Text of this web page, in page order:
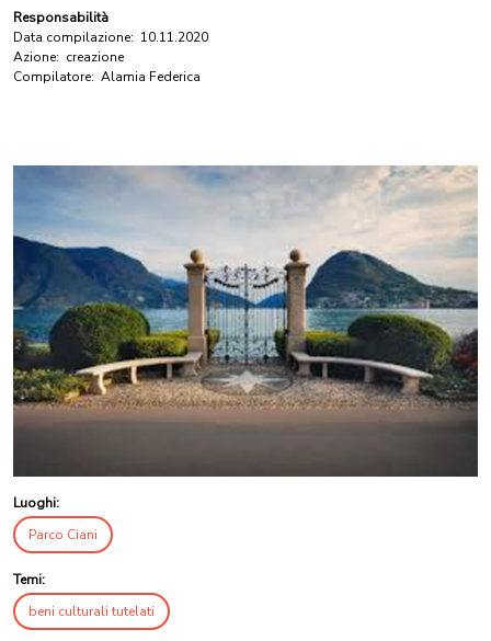
Responsabilità
Data compilazione: 10.11.2020
Azione: creazione
Compilatore: Alamia Federica
Luoghi:
Parco Ciani
Temi:
beni culturali tutelati